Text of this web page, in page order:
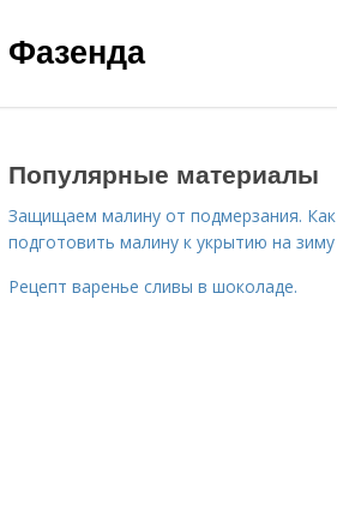
Фазенда
Популярные материалы
Защищаем малину от подмерзания. Как
подготовить малину к укрытию на зиму
Рецепт варенье сливы в шоколаде.